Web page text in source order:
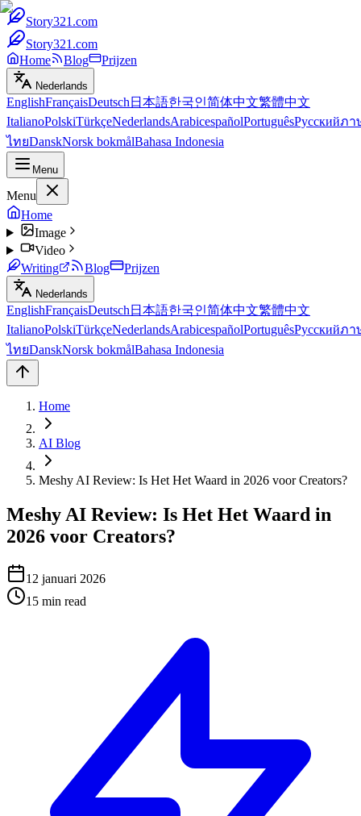
Story321.com
Story321.com
Home
Blog Prijzen
Nederlands
EnglishFrançaisDeutsch 日本語한국인简体中文繁體中文
ItalianoPolskiTürkçeNederlandsArabicespañolPortuguêsРусскийภา
ไทยDanskNorsk bokmålBahasa Indonesia
Menu
Menu
Home
Image
Video
Writing
Blog Prijzen
Nederlands
EnglishFrançaisDeutsch 日本語한국인简体中文繁體中文
ItalianoPolskiTürkçeNederlandsArabicespañolPortuguêsРусскийภา
ไทยDanskNorsk bokmålBahasa Indonesia
Home
AI Blog
Meshy AI Review: Is Het Het Waard in 2026 voor Creators?
Meshy AI Review: Is Het Het Waard in
2026 voor Creators?
12 januari 2026
15 min read